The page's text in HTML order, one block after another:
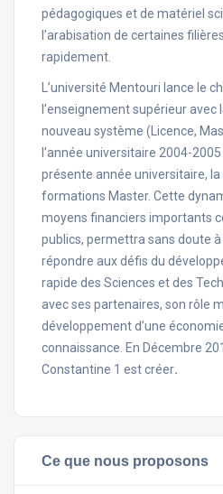
pédagogiques et de matériel
l’arabisation de certaines
rapidement.
L’université Mentouri lance le
l’enseignement supérieur avec
nouveau système (Licence,
l’année universitaire 2004-
présente année universitaire,
formations Master. Cette
moyens financiers importants
publics, permettra sans doute
répondre aux défis du
rapide des Sciences et des
avec ses partenaires, son rôle
développement d’une
connaissance. En Décembre
Constantine 1 est créer.
Ce que nous proposons